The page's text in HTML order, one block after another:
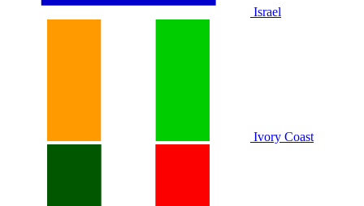
Israel
Ivory Coast